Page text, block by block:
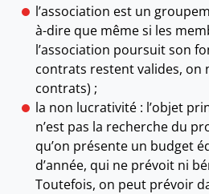
l’association est un
à-dire que même si les
l’association poursuit son
contrats restent valides, on
contrats) ;
la non lucrativité : l’objet
n’est pas la recherche du
qu’on présente un budget
d’année, qui ne prévoit ni
Toutefois, on peut prévoir